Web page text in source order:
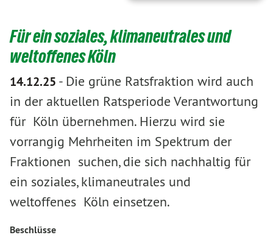
Für ein soziales, klimaneutrales und
weltoffenes Köln
14.12.25 - Die grüne Ratsfraktion wird auch
in der aktuellen Ratsperiode Verantwortung
für Köln übernehmen. Hierzu wird sie
vorrangig Mehrheiten im Spektrum der
Fraktionen suchen, die sich nachhaltig für
ein soziales, klimaneutrales und
weltoffenes Köln einsetzen.
Beschlüsse